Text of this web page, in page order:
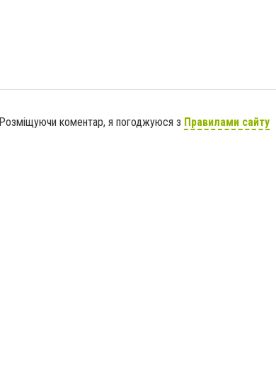
Розміщуючи коментар, я погоджуюся з Правилами сайту